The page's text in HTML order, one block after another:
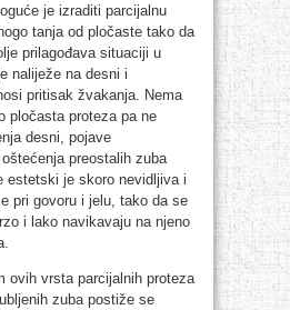
je izraditi parcijalnu
tanja od pločaste tako da
prilagođava situaciji u
naliježe na desni i
pritisak žvakanja. Nema
pločasta proteza pa ne
desni, pojave
preostalih zuba
estetski je skoro nevidljiva i
pri govoru i jelu, tako da se
i lako navikavaju na njeno
ovih vrsta parcijalnih proteza
zuba postiže se